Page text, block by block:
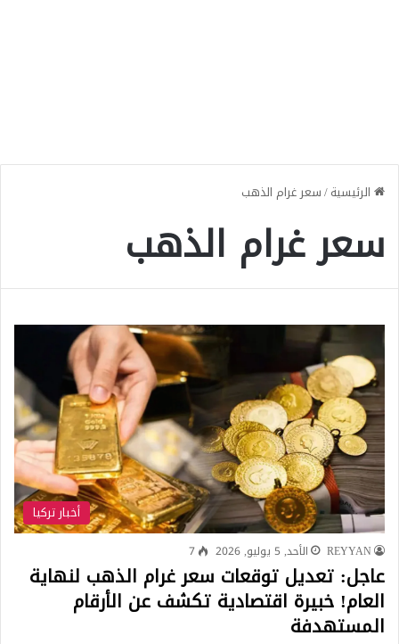
الرئيسية/سعر غرام الذهب
سعر غرام الذهب
أخبار تركيا
REYYAN الأحد, 5 يوليو, 2026 7
عاجل: تعديل توقعات سعر غرام الذهب لنهاية
العام! خبيرة اقتصادية تكشف عن الأرقام
المستهدفة